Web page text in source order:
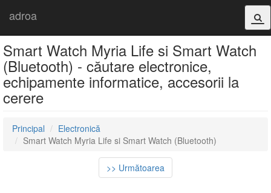
adroa
Smart Watch Myria Life si Smart Watch
(Bluetooth) - căutare electronice,
echipamente informatice, accesorii la
cerere
Principal
Electronică
Smart Watch Myria Life si Smart Watch (Bluetooth)
>> Următoarea